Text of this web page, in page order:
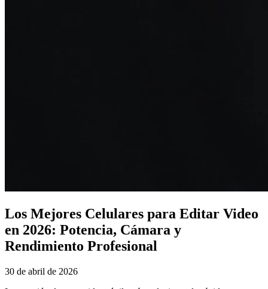
Los Mejores Celulares para Editar Video
en 2026: Potencia, Cámara y
Rendimiento Profesional
30 de abril de 2026